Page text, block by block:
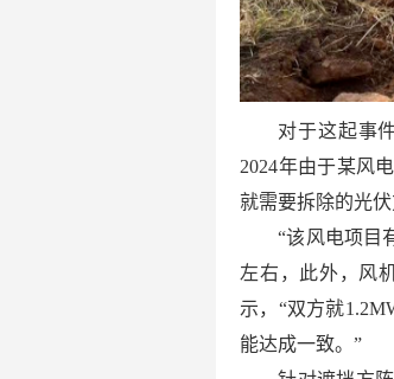
对于这起事
2024年由于某风
就需要拆除的光
“该风电项目
左右，此外，风
示，“双方就
能达成一致。”